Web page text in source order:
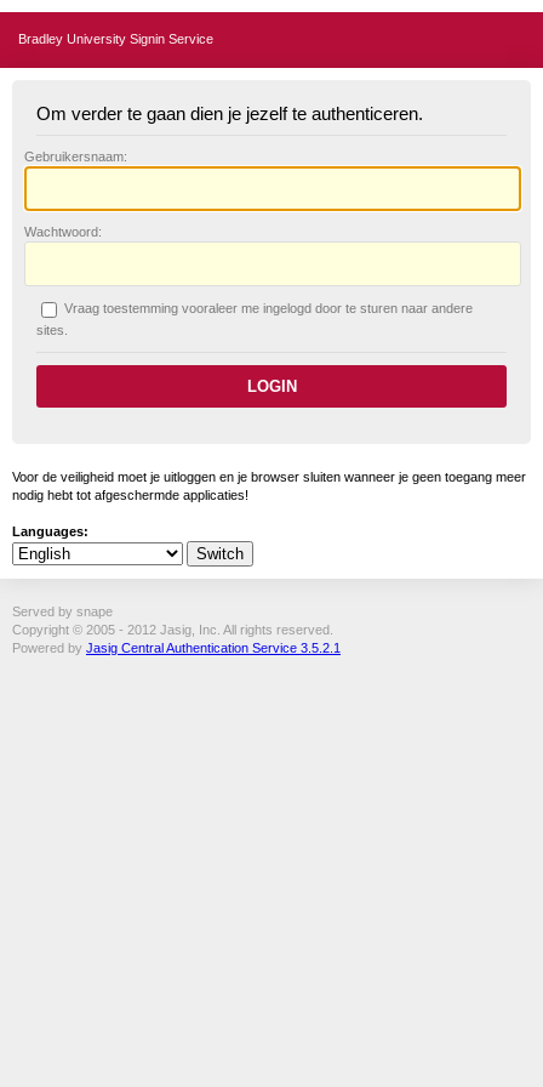
Bradley University Signin Service
Om verder te gaan dien je jezelf te authenticeren.
Gebruikersnaam:
Wachtwoord:
Vraag toestemming vooraleer me ingelogd door te sturen naar andere
sites.
Voor de veiligheid moet je uitloggen en je browser sluiten wanneer je geen toegang meer
nodig hebt tot afgeschermde applicaties!
Languages:
Served by snape
Copyright © 2005 - 2012 Jasig, Inc. All rights reserved.
Powered by Jasig Central Authentication Service 3.5.2.1